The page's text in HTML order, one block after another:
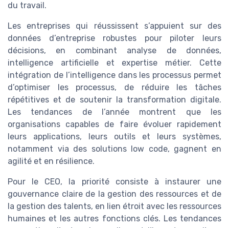
du travail.
Les entreprises qui réussissent s’appuient sur des
données d’entreprise robustes pour piloter leurs
décisions, en combinant analyse de données,
intelligence artificielle et expertise métier. Cette
intégration de l’intelligence dans les processus permet
d’optimiser les processus, de réduire les tâches
répétitives et de soutenir la transformation digitale.
Les tendances de l’année montrent que les
organisations capables de faire évoluer rapidement
leurs applications, leurs outils et leurs systèmes,
notamment via des solutions low code, gagnent en
agilité et en résilience.
Pour le CEO, la priorité consiste à instaurer une
gouvernance claire de la gestion des ressources et de
la gestion des talents, en lien étroit avec les ressources
humaines et les autres fonctions clés. Les tendances